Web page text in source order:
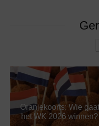
Oranjekoorts: Wie gaat
het WK 2026 winnen?